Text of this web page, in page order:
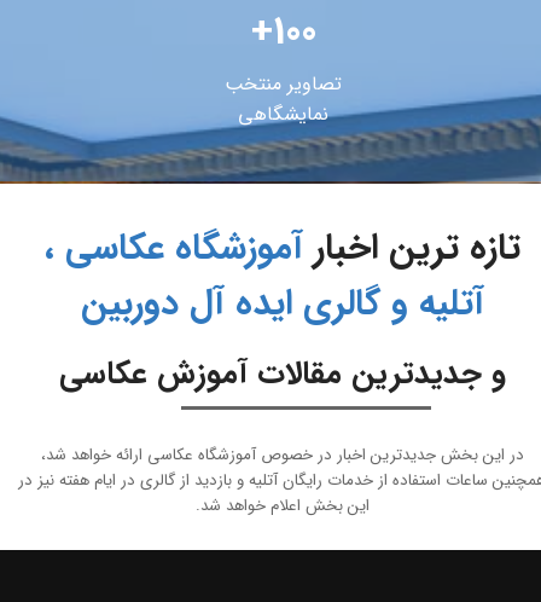
+100
تصاویر منتخب
نمایشگاهی
تازه ترین اخبار آموزشگاه عکاسی ،
آتلیه و گالری ایده آل دوربین
و جدیدترین مقالات آموزش عکاسی
در این بخش جدیدترین اخبار در خصوص آموزشگاه عکاسی ارائه خواهد شد،
ساعات استفاده از خدمات رایگان آتلیه و بازدید از گالری در ایام هفته نیز در
این بخش اعلام خواهد شد.